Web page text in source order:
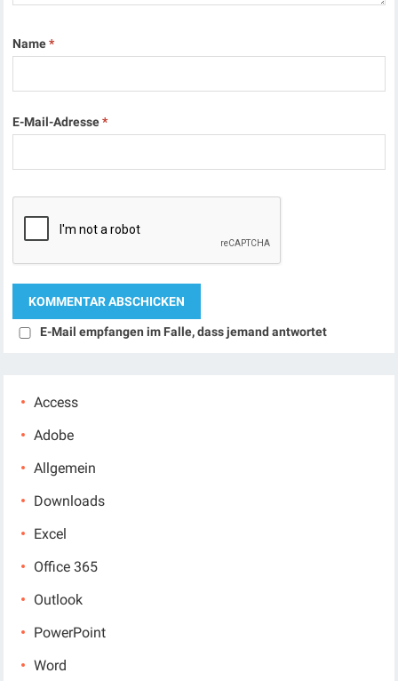
Name*
E-Mail-Adresse*
E-Mail empfangen im Falle, dass jemand antwortet
Access
Adobe
Allgemein
Downloads
Excel
Office 365
Outlook
PowerPoint
Word